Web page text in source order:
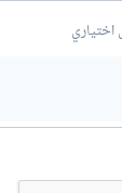
اختياري